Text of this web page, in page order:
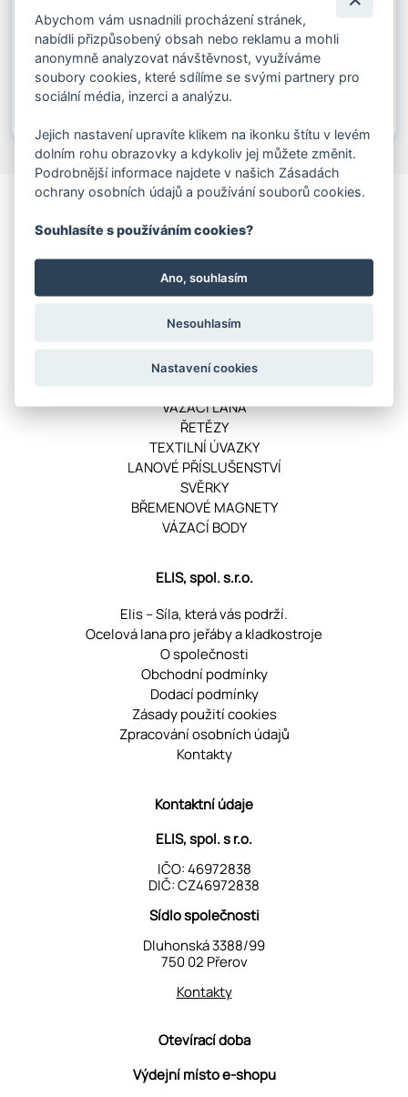
774.40 Kč s DPH / m
640.00 Kč bez DPH / m
✚
Do košíku
VRÁCENÍ ZBOŽÍ ONLINE
VÁZACÍ LANA
ŘETĚZY
TEXTILNÍ ÚVAZKY
LANOVÉ PŘÍSLUŠENSTVÍ
SVĚRKY
BŘEMENOVÉ MAGNETY
VÁZACÍ BODY
ELIS, spol. s.r.o.
Elis – Síla, která vás podrží.
Ocelová lana pro jeřáby a kladkostroje
O společnosti
Obchodní podmínky
Dodací podmínky
Zásady použití cookies
Zpracování osobních údajů
Kontakty
Kontaktní údaje
ELIS, spol. s r.o.
IČO: 46972838
DIČ: CZ46972838
Sídlo společnosti
Dluhonská 3388/99
750 02 Přerov
Kontakty
Otevírací doba
Výdejní místo e-shopu
Abychom vám usnadnili procházení stránek,
nabídli přizpůsobený obsah nebo reklamu a mohli
anonymně analyzovat návštěvnost, využíváme
soubory cookies, které sdílíme se svými partnery pro
sociální média, inzerci a analýzu.
Jejich nastavení upravíte klikem na ikonku štítu v levém
dolním rohu obrazovky a kdykoliv jej můžete změnit.
Podrobnější informace najdete v našich Zásadách
ochrany osobních údajů a používání souborů cookies.
Souhlasíte s používáním cookies?
Ano, souhlasím
Nesouhlasím
Nastavení cookies